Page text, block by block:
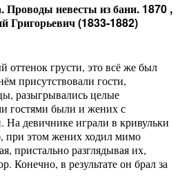
Проводы невесты из бани. 1870 ,
Григорьевич (1833-1882)
оттенок грусти, это всё же был
присутствовали гости,
разыгрывались целые
гостями были и жених с
На девичнике играли в кривульки
при этом жених ходил мимо
пристально разглядывая их,
Конечно, в результате он брал за